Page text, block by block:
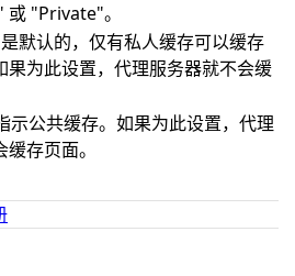
"Private"。
默认的，仅有私人缓存可以缓存
果为此设置，代理服务器就不会缓
示公共缓存。如果为此设置，代理
存页面。